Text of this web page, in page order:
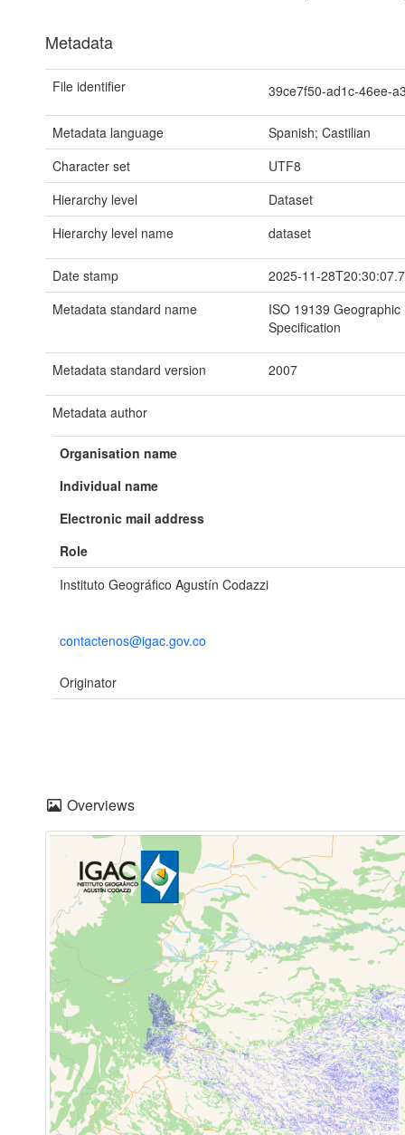
Metadata
File identifier 39ce7f50-ad1c-46ee-
Metadata language
Spanish; Castilian
Character set
UTF8
Hierarchy level
Dataset
Hierarchy level name
dataset
Date stamp
2025-11-
Metadata standard name
ISO 19139
Specification
Metadata standard version 2007
Metadata author
Organisation name
Individual name
Electronic mail address
Role
Instituto Geográfico Agustín Codazzi
contactenos@igac.gov.co
Originator
Overviews